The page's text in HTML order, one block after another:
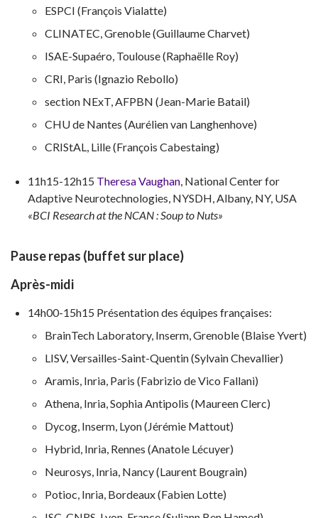
ESPCI (François Vialatte)
CLINATEC, Grenoble (Guillaume Charvet)
ISAE-Supaéro, Toulouse (Raphaëlle Roy)
CRI, Paris (Ignazio Rebollo)
section NExT, AFPBN (Jean-Marie Batail)
CHU de Nantes (Aurélien van Langhenhove)
CRIStAL, Lille (François Cabestaing)
11h15-12h15 Theresa Vaughan , National Center for
Adaptive Neurotechnologies, NYSDH, Albany, NY, USA
«BCI Research at the NCAN : Soup to Nuts»
Pause repas (buffet sur place)
Après-midi
14h00-15h15 Présentation des équipes françaises:
BrainTech Laboratory, Inserm, Grenoble (Blaise Yvert)
LISV, Versailles-Saint-Quentin (Sylvain Chevallier)
Aramis, Inria, Paris (Fabrizio de Vico Fallani)
Athena, Inria, Sophia Antipolis (Maureen Clerc)
Dycog, Inserm, Lyon (Jérémie Mattout)
Hybrid, Inria, Rennes (Anatole Lécuyer)
Neurosys, Inria, Nancy (Laurent Bougrain)
Potioc, Inria, Bordeaux (Fabien Lotte)